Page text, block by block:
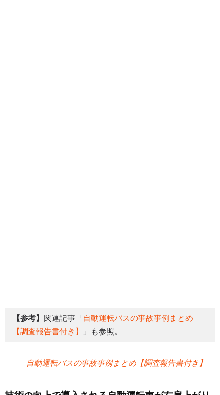
【参考】 関連記事「 自動運転バスの事故事例まとめ
【調査報告書付き】
」も参照。
自動運転バスの事故事例まとめ【調査報告書付き】